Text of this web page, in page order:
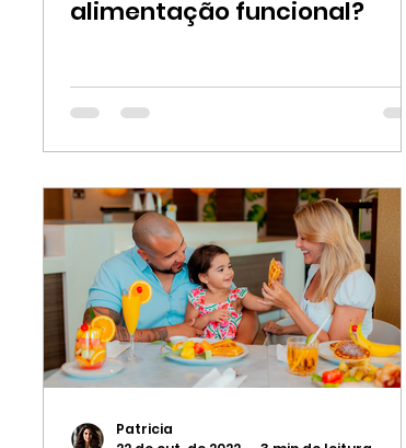
alimentação funcional?
Patricia